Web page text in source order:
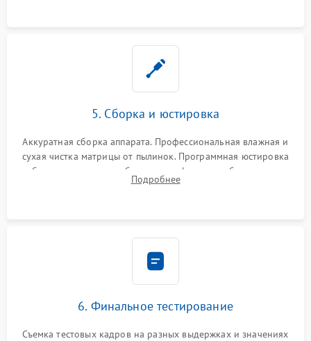
5. Сборка и юстировка
Аккуратная сборка аппарата. Профессиональная влажная и
сухая чистка матрицы от пылинок. Программная юстировка
рабочего отрезка, калибровка автофокуса, стабилизатора и
экспозамера с помощью сервисного ПО.
Подробнее
6. Финальное тестирование
Съемка тестовых кадров на разных выдержках и значениях